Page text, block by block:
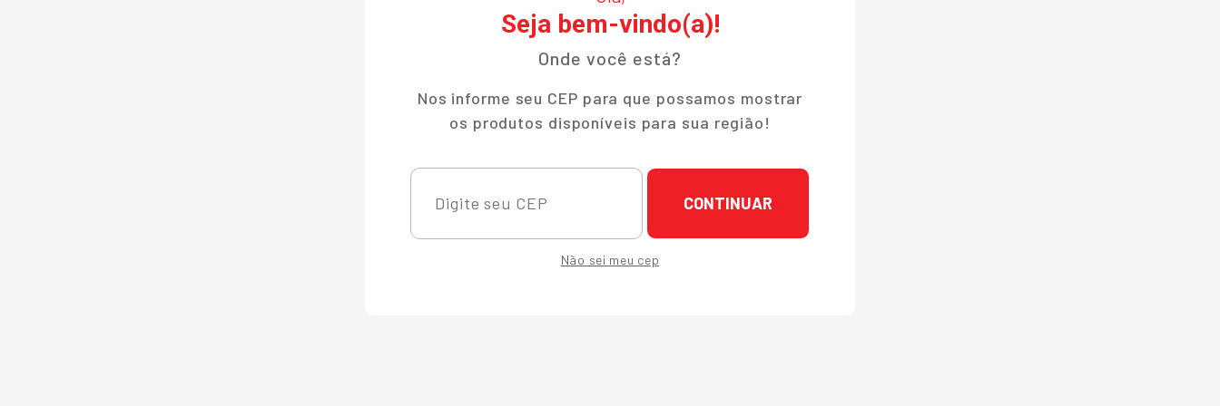
Seja bem-vindo(a)!
Onde você está?
Nos informe seu CEP para que possamos mostrar
os produtos disponíveis para sua região!
CONTINUAR
Não sei meu cep